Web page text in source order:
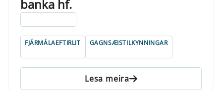
banka hf.
FJÁRMÁLAEFTIRLIT GAGNSÆISTILKYNNINGAR
Lesa meira